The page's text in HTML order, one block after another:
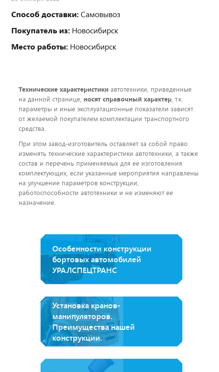
Способ доставки:Самовывоз
Покупатель из: Новосибирск
Место работы: Новосибирск
Технические характеристики автотехники, приведенные
на данной странице, носят справочный характер, т.к.
параметры и иные эксплуатационные показатели зависят
от желаемой покупателем комплектации транспортного
средства.
При этом завод-изготовитель оставляет за собой право
изменять технические характеристики автотехники, а также
состав и перечень применяемых для ее изготовления
комплектующих, если указанные мероприятия направлены
на улучшение параметров конструкции,
работоспособности автотехники и не изменяют ее
назначение.
Особенности конструкции
бортовых автомобилей
УРАЛСПЕЦТРАНС
Установка кранов-
манипуляторов.
Преимущества нашей
конструкции.